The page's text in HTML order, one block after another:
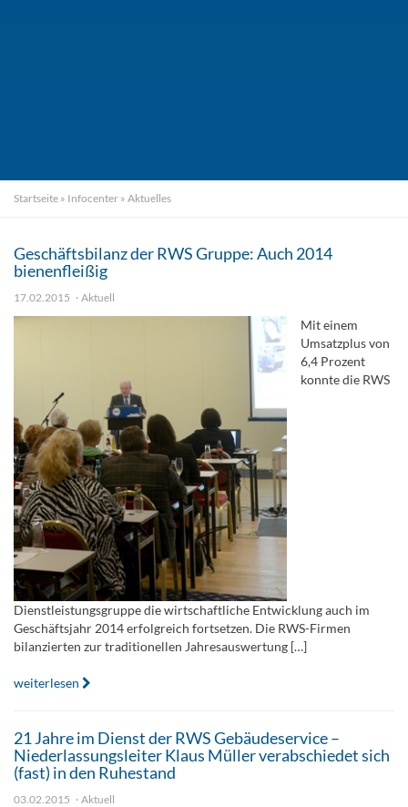
Startseite » Infocenter » Aktuelles
Geschäftsbilanz der RWS Gruppe: Auch 2014
bienenfleißig
17.02.2015 Aktuell
Mit einem
Umsatzplus von
6,4 Prozent
konnte die RWS
Dienstleistungsgruppe die wirtschaftliche Entwicklung auch im
Geschäftsjahr 2014 erfolgreich fortsetzen. Die RWS-Firmen
bilanzierten zur traditionellen Jahresauswertung […]
weiterlesen
21 Jahre im Dienst der RWS Gebäudeservice –
Niederlassungsleiter Klaus Müller verabschiedet sich
(fast) in den Ruhestand
03.02.2015 Aktuell